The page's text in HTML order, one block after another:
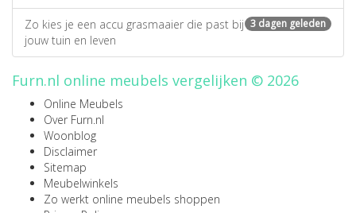
3 dagen geleden
Zo kies je een accu grasmaaier die past bij
jouw tuin en leven
Furn.nl online meubels vergelijken © 2026
Online Meubels
Over Furn.nl
Woonblog
Disclaimer
Sitemap
Meubelwinkels
Zo werkt online meubels shoppen